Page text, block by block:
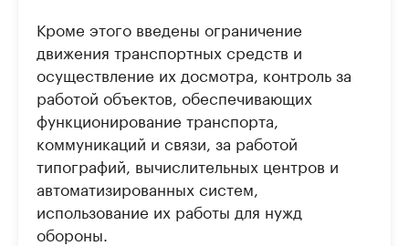
Кроме этого введены ограничение
движения транспортных средств и
осуществление их досмотра, контроль за
работой объектов, обеспечивающих
функционирование транспорта,
коммуникаций и связи, за работой
типографий, вычислительных центров и
автоматизированных систем,
использование их работы для нужд
обороны.